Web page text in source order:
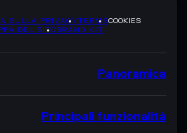
SULLA PRIVACYTERMSCOOKIES
DEL SITOBRAND KIT
Panoramica
Principali funzionalità